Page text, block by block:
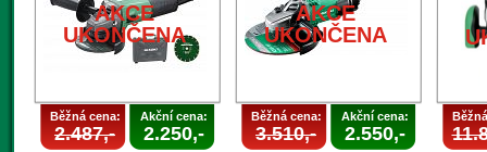
AKCE
UKONČENA
Běžná cena:
2.487,-
Akční cena:
2.250,-
AKCE
UKONČENA
Běžná cena:
3.510,-
Akční cena:
2.550,-